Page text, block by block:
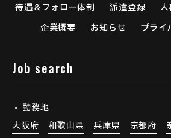
待遇＆フォロー体制
派遣登録
企業概要
お知らせ プライ
Job search
勤務地
大阪府
和歌山県 兵庫県 京都府